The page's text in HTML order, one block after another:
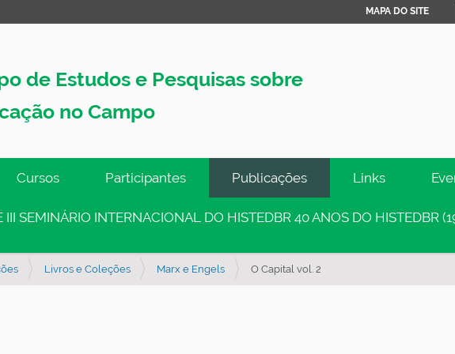
de Estudos e Pesquisas sobre
no Campo
MAPA DO SITE
Cursos Participantes Publicações Links
SEMINÁRIO INTERNACIONAL DO HISTEDBR 40 ANOS DO HISTEDBR
Livros e Coleções Marx e Engels O Capital vol. 2